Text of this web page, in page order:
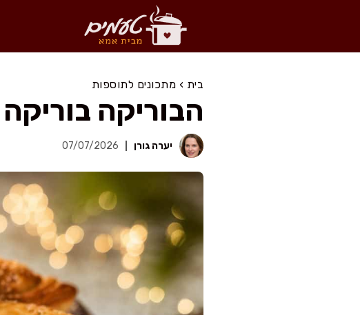
בית › מתכונים לתוספות
הבוריקה
יערה גורן 07/07/2026